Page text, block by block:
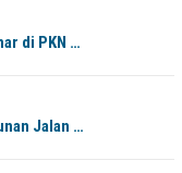
di PKN …
Jalan …